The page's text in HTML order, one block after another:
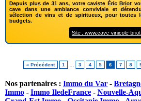
Depuis plus de 31 ans, votre caviste Éric Briot
cave dans une ambiance conviviale et
sélection de vins et de spiritueux, pour toutes
budgets.
Site : www.cave-vinicole-
« Précédent 1 … 3 4 5 6 7 8
Nos partenaires : Immo du Var -
Immo - Immo IledeFrance - Nouvelle-